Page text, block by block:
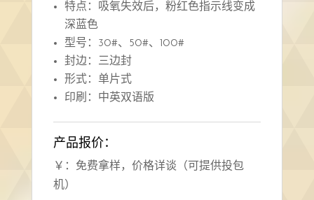
特点：吸氧失效后，粉红色指示线变成
深蓝色
型号：30#、50#、100#
封边：三边封
形式：单片式
印刷：中英双语版
产品报价：
￥：免费拿样，价格详谈（可提供投包
机）